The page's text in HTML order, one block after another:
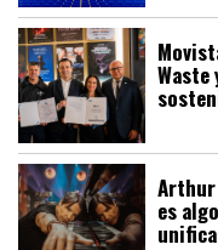
Waste
Arthur
es